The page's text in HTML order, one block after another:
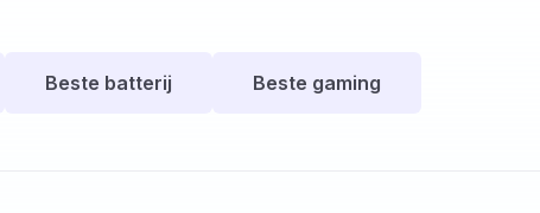
Beste batterij Beste gaming